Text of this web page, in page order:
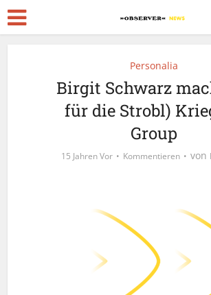
Personalia
Birgit Schwarz
für die Strobl)
Group
15 Jahren Vor Kommentieren von